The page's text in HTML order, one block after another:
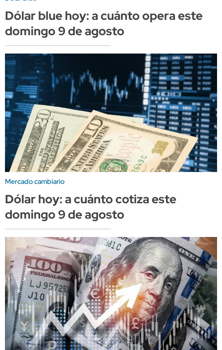
Dólar blue hoy: a cuánto opera este
domingo 9 de agosto
Mercado cambiario
Dólar hoy: a cuánto cotiza este
domingo 9 de agosto